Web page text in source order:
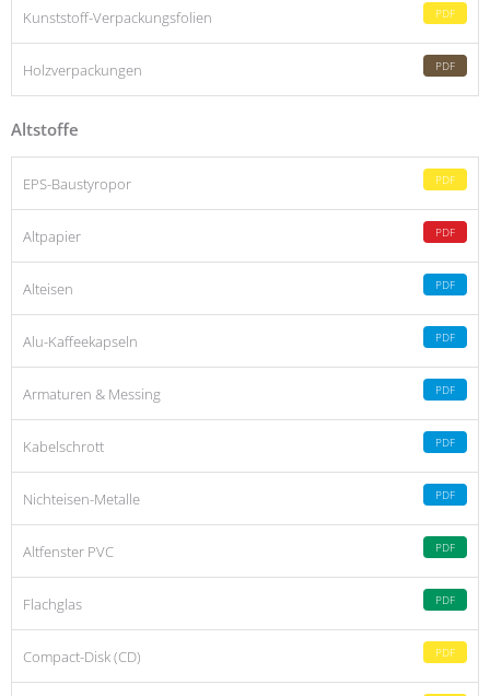
Kunststoff-Verpackungsfolien PDF
Holzverpackungen PDF
Altstoffe
EPS-Baustyropor PDF
Altpapier PDF
Alteisen PDF
Alu-Kaffeekapseln PDF
Armaturen & Messing PDF
Kabelschrott PDF
Nichteisen-Metalle PDF
Altfenster PVC PDF
Flachglas PDF
Compact-Disk (CD) PDF